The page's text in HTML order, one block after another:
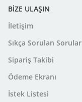
BİZE ULAŞIN
İletişim
Sıkça Sorulan Sorular
Sipariş Takibi
Ödeme Ekranı
İstek Listesi